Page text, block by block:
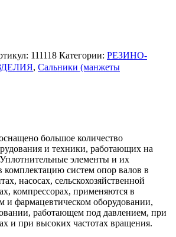
111118 Категории: РЕЗИНО-
, Сальники (манжеты
большое количество
и техники, работающих на
элементы и их
комплектацию систем опор валов в
насосах, сельскохозяйственной
компрессорах, применяются в
и фармацевтическом оборудовании,
работающем под давлением, при
и при высоких частотах вращения.